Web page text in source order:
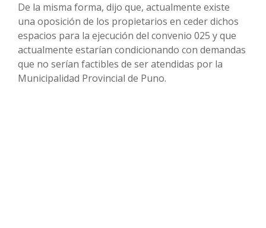
De la misma forma, dijo que, actualmente existe
una oposición de los propietarios en ceder dichos
espacios para la ejecución del convenio 025 y que
actualmente estarían condicionando con demandas
que no serían factibles de ser atendidas por la
Municipalidad Provincial de Puno.